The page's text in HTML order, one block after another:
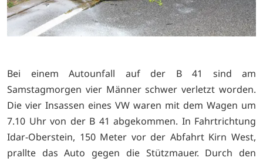
Bei einem Autounfall auf der B 41 sind am
Samstagmorgen vier Männer schwer verletzt worden.
Die vier Insassen eines VW waren mit dem Wagen um
7.10 Uhr von der B 41 abgekommen. In Fahrtrichtung
Idar-Oberstein, 150 Meter vor der Abfahrt Kirn West,
prallte das Auto gegen die Stützmauer. Durch den